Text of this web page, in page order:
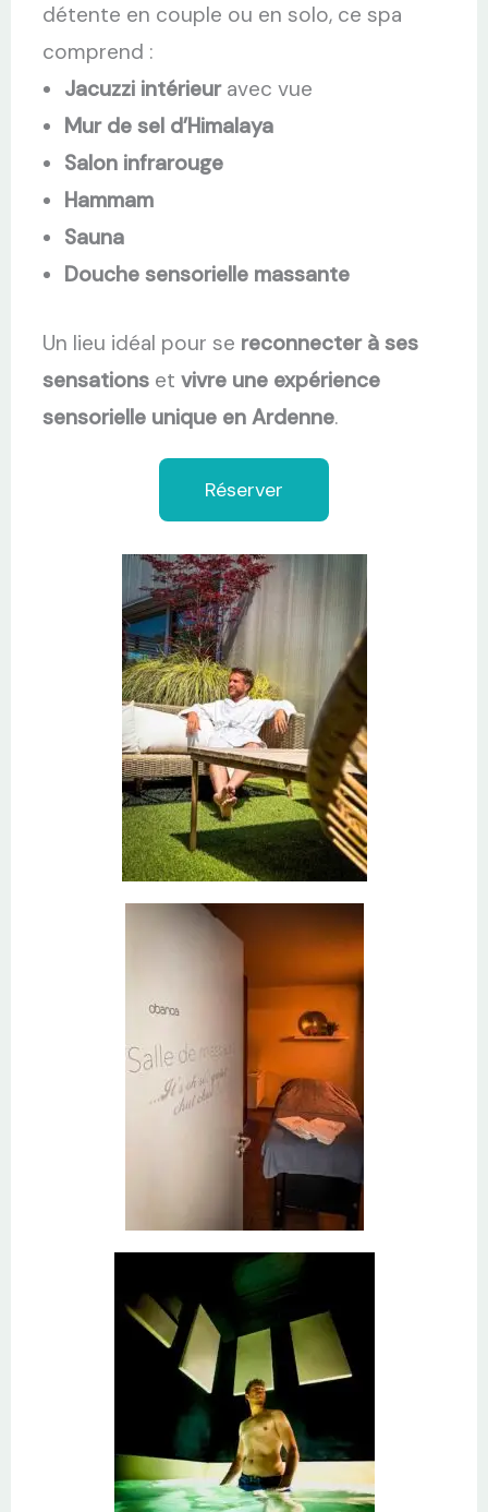
détente en couple ou en solo, ce spa
comprend :
Jacuzzi intérieuravec vue
Mur de sel d’Himalaya
Salon infrarouge
Hammam
Sauna
Douche sensorielle massante
Un lieu idéal pour se reconnecter à ses
sensations etvivre une expérience
sensorielle unique en Ardenne.
Réserver